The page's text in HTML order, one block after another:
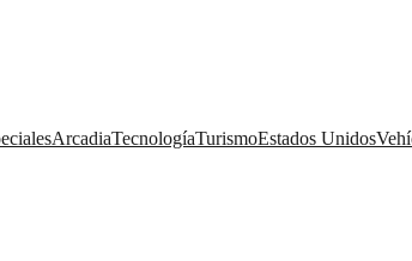
ArcadiaTecnologíaTurismoEstados Unidos